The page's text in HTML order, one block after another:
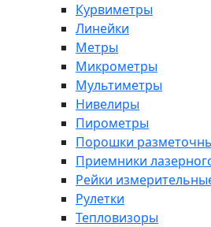
Курвиметры
Линейки
Метры
Микрометры
Мультиметры
Нивелиры
Пирометры
Порошки
Приемники
Рейки
Рулетки
Тепловизоры